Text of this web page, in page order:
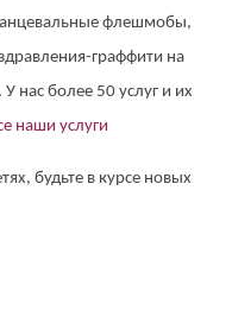
флешмобы,
граффити на
нас более 50 услуг и их
наши услуги
будьте в курсе новых